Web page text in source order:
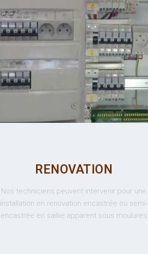
RENOVATION
Nos techniciens peuvent intervenir pour une
installation en renovation encastrée ou semi-
encastrée en saillie apparent sous moulures